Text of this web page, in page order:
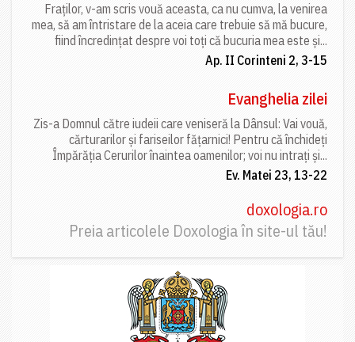
Fraților, v-am scris vouă aceasta, ca nu cumva, la venirea
mea, să am întristare de la aceia care trebuie să mă bucure,
fiind încredințat despre voi toți că bucuria mea este și...
Ap. II Corinteni 2, 3-15
Evanghelia zilei
Zis-a Domnul către iudeii care veniseră la Dânsul: Vai vouă,
cărturarilor și fariseilor fățarnici! Pentru că închideți
Împărăția Cerurilor înaintea oamenilor; voi nu intrați și...
Ev. Matei 23, 13-22
doxologia.ro
Preia articolele Doxologia în site-ul tău!